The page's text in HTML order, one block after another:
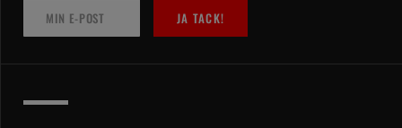
JA TACK!